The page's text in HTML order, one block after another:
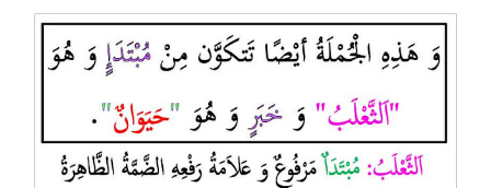
بحوث اللغة العربية
بحوث الرياضيات
بحوث التاريخ و الجغرافيا